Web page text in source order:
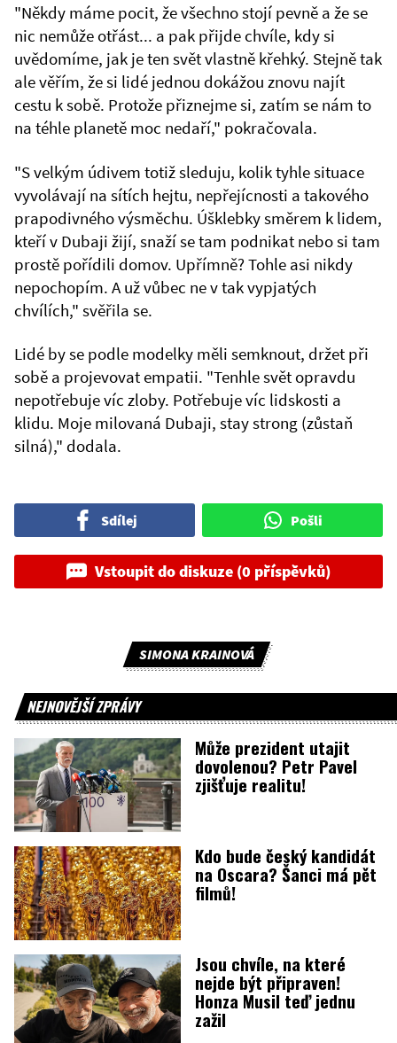
"Někdy máme pocit, že všechno stojí pevně a že se
nic nemůže otřást... a pak přijde chvíle, kdy si
uvědomíme, jak je ten svět vlastně křehký. Stejně tak
ale věřím, že si lidé jednou dokážou znovu najít
cestu k sobě. Protože přiznejme si, zatím se nám to
na téhle planetě moc nedaří," pokračovala.
"S velkým údivem totiž sleduju, kolik tyhle situace
vyvolávají na sítích hejtu, nepřejícnosti a takového
prapodivného výsměchu. Úšklebky směrem k lidem,
kteří v Dubaji žijí, snaží se tam podnikat nebo si tam
prostě pořídili domov. Upřímně? Tohle asi nikdy
nepochopím. A už vůbec ne v tak vypjatých
chvílích," svěřila se.
Lidé by se podle modelky měli semknout, držet při
sobě a projevovat empatii. "Tenhle svět opravdu
nepotřebuje víc zloby. Potřebuje víc lidskosti a
klidu. Moje milovaná Dubaji, stay strong (zůstaň
silná)," dodala.
Sdílej Pošli
Vstoupit do diskuze (0 příspěvků)
SIMONA KRAINOVÁ
NEJNOVĚJŠÍ ZPRÁVY
Může prezident utajit
dovolenou? Petr Pavel
zjišťuje realitu!
Kdo bude český kandidát
na Oscara? Šanci má pět
filmů!
Jsou chvíle, na které
nejde být připraven!
Honza Musil teď jednu
zažil